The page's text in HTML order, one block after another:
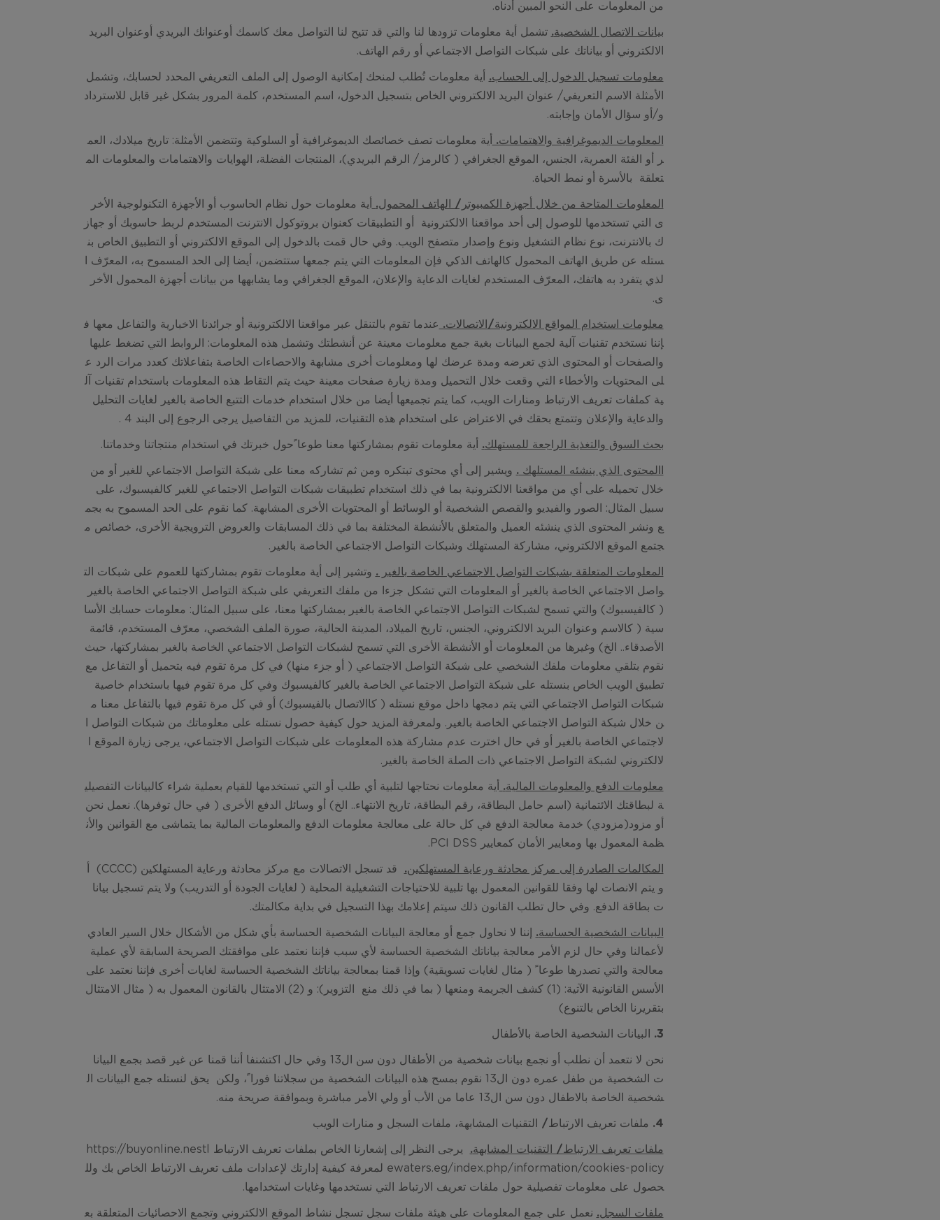
من المعلومات على النحو المبين أدناه.
بيانات الاتصال الشخصية. تشمل أية معلومات تزودها لنا والتي قد تتيح لنا التواصل معك كاسمك أوعنوانك البريدي أوعنوان البريد
الالكتروني أو بياناتك على شبكات التواصل الاجتماعي أو رقم الهاتف.
معلومات تسجيل الدخول إلى الحساب. أية معلومات تُطلب لمنحك إمكانية الوصول إلى الملف التعريفي المحدد لحسابك، وتشمل
الأمثلة الاسم التعريفي/ عنوان البريد الالكتروني الخاص بتسجيل الدخول، اسم المستخدم، كلمة المرور بشكل غير قابل للاسترداد
و/أو سؤال الأمان وإجابته.
المعلومات الديموغرافية والاهتمامات.
أية معلومات تصف خصائصك الديموغرافية أو السلوكية وتتضمن الأمثلة: تاريخ ميلادك، العم
ر أو الفئة العمرية، الجنس، الموقع الجغرافي ( كالرمز/ الرقم البريدي)، المنتجات الفضلة، الهوايات والاهتمامات والمعلومات الم
تعلقة بالأسرة أو نمط الحياة.
المعلومات المتاحة من خلال أجهزة الكمبيوتر/ الهاتف المحمول.
أية معلومات حول نظام الحاسوب أو الأجهزة التكنولوجية الأخر
ى التي تستخدمها للوصول إلى أحد مواقعنا الالكترونية أو التطبيقات كعنوان بروتوكول الانترنت المستخدم لربط حاسوبك أو جهاز
ك بالانترنت، نوع نظام التشغيل ونوع وإصدار متصفح الويب. وفي حال قمت بالدخول إلى الموقع الالكتروني أو التطبيق
الخاص بن
ستله عن طريق الهاتف المحمول كالهاتف الذكي فإن المعلومات التي يتم جمعها ستتضمن، أيضا إلى الحد المسموح به، المعرّف ا
لذي يتفرد به هاتفك، المعرّف المستخدم لغايات الدعاية والإعلان، الموقع الجغرافي وما يشابهها من بيانات أجهزة المحمول الأخر
ى.
معلومات استخدام المواقع الالكترونية/الاتصالات. عندما تقوم بالتنقل عبر مواقعنا الالكترونية أو جرائدنا الاخبارية والتفاعل معها ف
إننا نستخدم تقنيات آلية لجمع البيانات بغية جمع معلومات معينة عن أنشطتك وتشمل هذه المعلومات: الروابط التي تضغط عليها
والصفحات أو المحتوى الذي تعرضه ومدة عرضك لها ومعلومات أخرى مشابهة والاحصاءات الخاصة بتفاعلاتك كعدد مرات الرد ع
لى المحتويات والأخطاء التي وقعت خلال التحميل ومدة زيارة صفحات معينة حيث يتم التقاط هذه المعلومات باستخدام تقنيات آل
ية كملفات تعريف الارتباط ومنارات الويب، كما يتم تجميعها أيضا من خلال استخدام خدمات التتبع الخاصة بالغير لغايات التحليل
والدعاية والإعلان وتتمتع بحقك في الاعتراض على استخدام هذه التقنيات، للمزيد من التفاصيل يرجى الرجوع إلى البند 4 .
بحث السوق والتغذية الراجعة للمستهلك. أية معلومات تقوم بمشاركتها معنا طوعا ًحول خبرتك في استخدام منتجاتنا وخدماتنا.
االمحتوى الذي ينشئه المستلهك. ويشير إلى أي محتوى تبتكره ومن ثم تشاركه معنا على شبكة التواصل الاجتماعي للغير أو من
خلال تحميله على أي من مواقعنا الالكترونية بما في ذلك استخدام تطبيقات شبكات التواصل الاجتماعي للغير كالفيسبوك، على
سبيل المثال: الصور والفيديو والقصص الشخصية أو الوسائط أو المحتويات الأخرى المشابهة. كما نقوم على الحد المسموح به بجم
ع ونشر المحتوى الذي ينشئه العميل والمتعلق بالأنشطة المختلفة بما في ذلك المسابقات والعروض الترويجية الأخرى، خصائص م
جتمع الموقع الالكتروني، مشاركة المستهلك وشبكات التواصل الاجتماعي الخاصة بالغير.
المعلومات المتعلقة بشبكات التواصل الاجتماعي الخاصة بالغير. وتشير إلى أية معلومات تقوم بمشاركتها للعموم على شبكات الت
واصل الاجتماعي الخاصة بالغير أو المعلومات التي تشكل جزءا من ملفك التعريفي على شبكة التواصل الاجتماعي الخاصة بالغير
( كالفيسبوك) والتي تسمح لشبكات التواصل الاجتماعي الخاصة بالغير بمشاركتها معنا، على سبيل المثال: معلومات حسابك الأسا
سية ( كالاسم وعنوان البريد الالكتروني، الجنس، تاريخ الميلاد، المدينة الحالية، صورة الملف الشخصي، معرّف المستخدم، قائمة
الأصدقاء.. الخ) وغيرها من المعلومات أو الأنشطة الأخرى التي تسمح لشبكات التواصل الاجتماعي الخاصة بالغير بمشاركتها، حيث
نقوم بتلقي معلومات ملفك الشخصي على شبكة التواصل الاجتماعي ( أو جزء منها) في كل مرة تقوم فيه بتحميل أو التفاعل مع
تطبيق الويب الخاص بنستله على شبكة التواصل الاجتماعي الخاصة بالغير كالفيسبوك وفي كل مرة تقوم فيها باستخدام خاصية
شبكات التواصل الاجتماعي التي يتم دمجها داخل موقع نستله ( كاالاتصال بالفيسبوك) أو في كل مرة تقوم فيها بالتفاعل معنا م
ن خلال شبكة التواصل الاجتماعي الخاصة بالغير. ولمعرفة المزيد حول كيفية حصول نستله على معلوماتك من شبكات التواصل ا
لاجتماعي الخاصة بالغير أو في حال اخترت عدم مشاركة هذه المعلومات على شبكات التواصل الاجتماعي، يرجى زيارة الموقع ا
لالكتروني لشبكة التواصل الاجتماعي ذات الصلة الخاصة بالغير.
معلومات الدفع والمعلومات المالية.
أية معلومات نحتاجها لتلبية أي طلب أو التي تستخدمها للقيام بعملية شراء كالبيانات التفصيلي
ة لبطاقتك الائتمانية (اسم حامل البطاقة، رقم البطاقة، تاريخ الانتهاء.. الخ) أو وسائل الدفع الأخرى ( في حال توفرها). نعمل نحن
أو مزود(مزودي) خدمة معالجة الدفع في كل حالة على معالجة معلومات الدفع والمعلومات المالية بما يتماشى مع القوانين والأن
ظمة المعمول بها ومعايير الأمان كمعايير PCI DSS.
المكالمات الصادرة إلى مركز محادثة ورعاية المستهلكين.
قد تسجل الاتصالات مع مركز محادثة ورعاية المستهلكين (CCCC) أ
و يتم الانصات لها وفقا للقوانين المعمول بها تلبية للاحتياجات التشغيلية المحلية ( لغايات الجودة أو التدريب) ولا يتم تسجيل بيانا
ت بطاقة الدفع. وفي حال تطلب القانون ذلك سيتم إعلامك بهذا التسجيل في بداية مكالمتك.
البيانات الشخصية الحساسة. إننا لا نحاول جمع أو معالجة البيانات الشخصية الحساسة بأي شكل من الأشكال خلال السير العادي
لأعمالنا وفي حال لزم الأمر معالجة بياناتك الشخصية الحساسة لأي سبب فإننا نعتمد على موافقتك الصريحة السابقة لأي عملية
معالجة والتي تصدرها طوعا ً ( مثال لغايات تسويقية) وإذا قمنا بمعالجة بياناتك الشخصية الحساسة لغايات أخرى فإننا نعتمد على
الأسس القانونية الآتية: (1) كشف الجريمة ومنعها ( بما في ذلك منع التزوير): و (2) الامتثال بالقانون المعمول به ( مثال الامتثال
بتقريرنا الخاص بالتنوع)
3. البيانات الشخصية الخاصة بالأطفال
نحن لا نتعمد أن نطلب أو نجمع بيانات شخصية من الأطفال دون سن ال13 وفي حال اكتشنفا أننا قمنا عن غير قصد بجمع البيانا
ت الشخصية من طفل عمره دون ال13 نقوم بمسح هذه البيانات الشخصية من سجلاتنا فورا ً، ولكن يحق لنستله جمع البيانات ال
شخصية الخاصة بالاطفال دون سن ال13 عاما من الأب أو ولي الأمر مباشرة وبموافقة صريحة منه.
4. ملفات تعريف الارتباط/ التقنيات المشابهة، ملفات السجل و منارات الويب
ملفات تعريف الارتباط/ التقنيات المشابهة. يرجى النظر إلى إشعارنا الخاص بملفات تعريف الارتباط
https://buyonline.nestl
ewaters.eg/index.php/information/cookies-policy لمعرفة كيفية إدارتك لإعدادات ملف تعريف الارتباط الخاص بك ولل
حصول على معلومات تفصيلية حول ملفات تعريف الارتباط التي نستخدمها وغايات استخدامها.
ملفات السجل. نعمل على جمع المعلومات على هيئة ملفات سجل تسجل نشاط الموقع الالكتروني وتجمع الاحصائيات المتعلقة بع